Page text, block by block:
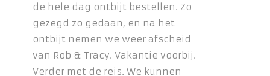
de hele dag ontbijt bestellen. Zo
gezegd zo gedaan, en na het
ontbijt nemen we weer afscheid
van Rob & Tracy. Vakantie voorbij.
Verder met de reis. We kunnen